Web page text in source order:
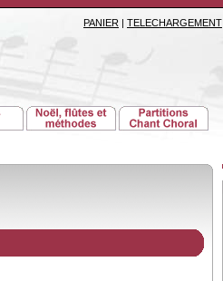
PANIER | TELECHARGEMENT